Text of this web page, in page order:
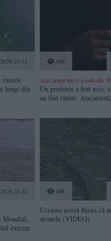
21:11
ruinele
lungi din
306
Atac armat într-o școală din
Un profesor a fost ucis,
au fost rănite.
21:42
Mondial,
extrem
488
Ucraina acuză Rusia că
dronele (VIDEO)